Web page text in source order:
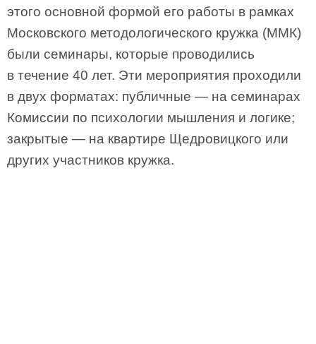
этого основной формой его работы в рамках
Московского методологического кружка (ММК)
были семинары, которые проводились
в течение 40 лет. Эти мероприятия проходили
в двух форматах: публичные — на семинарах
Комиссии по психологии мышления и логике;
закрытые — на квартире Щедровицкого или
других участников кружка.